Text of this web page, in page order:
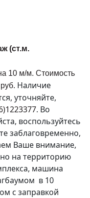
(cт.м.
10 м/м. Стоимость
Наличие
уточняйте,
. Во
воспользуйтесь
заблаговременно,
Ваше внимание,
на территорию
машина
в 10
с заправкой